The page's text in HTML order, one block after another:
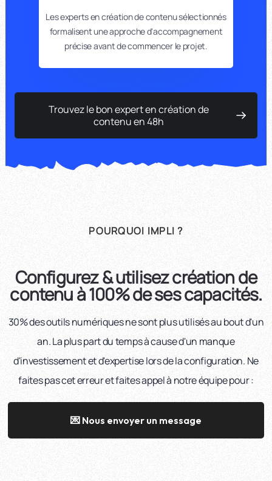
Les experts en création de contenu sélectionnés
formalisent une approche d'accompagnement
précise avant de commencer le projet.
Trouvez le bon expert en création de
contenu en 48h
POURQUOI IMPLI ?
Configurez & utilisez création de
contenu à 100% de ses capacités.
30% des outils numériques ne sont plus utilisés au bout d'un
an. La plus part du temps à cause d'un manque
d'investissement et d'expertise lors de la configuration. Ne
faites pas cet erreur et faites appel à notre équipe pour :
💌 Nous envoyer un message